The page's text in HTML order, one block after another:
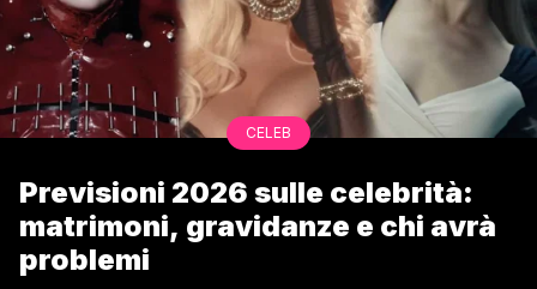
CELEB
Previsioni 2026 sulle celebrità:
matrimoni, gravidanze e chi avrà
problemi